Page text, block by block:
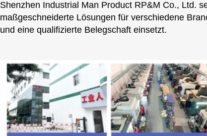
Shenzhen Industrial Man Product RP&M Co., Ltd.
maßgeschneiderte Lösungen für verschiedene
und eine qualifizierte Belegschaft einsetzt.